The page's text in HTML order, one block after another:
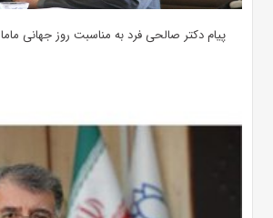
پیام دکتر صالحی فرد به مناسبت روز جهانی ماما